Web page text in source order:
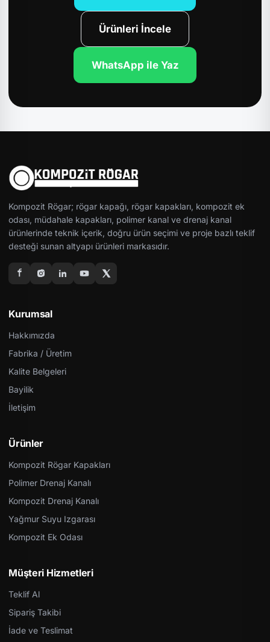
Ürünleri İncele
WhatsApp ile Yaz
Kompozit Rögar; rögar kapağı, rögar kapakları, kompozit ek
odası, müdahale kapakları, polimer kanal ve drenaj kanal
ürünlerinde teknik içerik, doğru ürün seçimi ve proje bazlı teklif
desteği sunan altyapı ürünleri markasıdır.
Kurumsal
Hakkımızda
Fabrika / Üretim
Kalite Belgeleri
Bayilik
İletişim
Ürünler
Kompozit Rögar Kapakları
Polimer Drenaj Kanalı
Kompozit Drenaj Kanalı
Yağmur Suyu Izgarası
Kompozit Ek Odası
Müşteri Hizmetleri
Teklif Al
Sipariş Takibi
İade ve Teslimat